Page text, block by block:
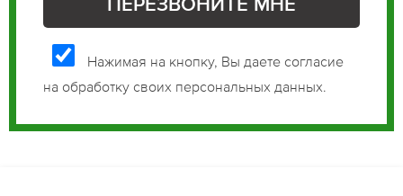
Нажимая на кнопку, Вы даете согласие
на обработку своих персональных данных.